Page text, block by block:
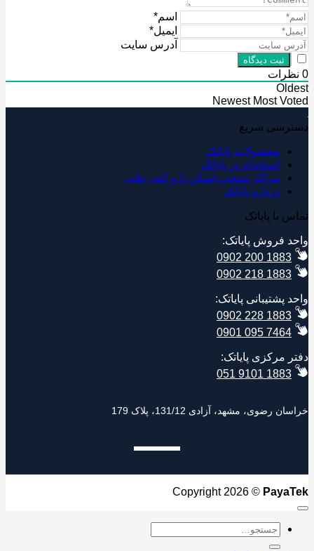
ایمیل*
آدرس سایت
Newest Most
سریع
محصولات پایاتک
استخدام در پایاتک
مراکز منتخب اسکن پا و کفی طبی
درباره پایاتک
با پایاتک
فروش پایاتک:
0902 200 1883
0902 218 1883
پشتیبانی پایاتک:
0902 228 1883
0901 095 7464
مرکزی پایاتک:
051 9101 1883
رضوی، مشهد، آزادی 131/12، پلاک 179
Copyright 2026 ©
جستجو